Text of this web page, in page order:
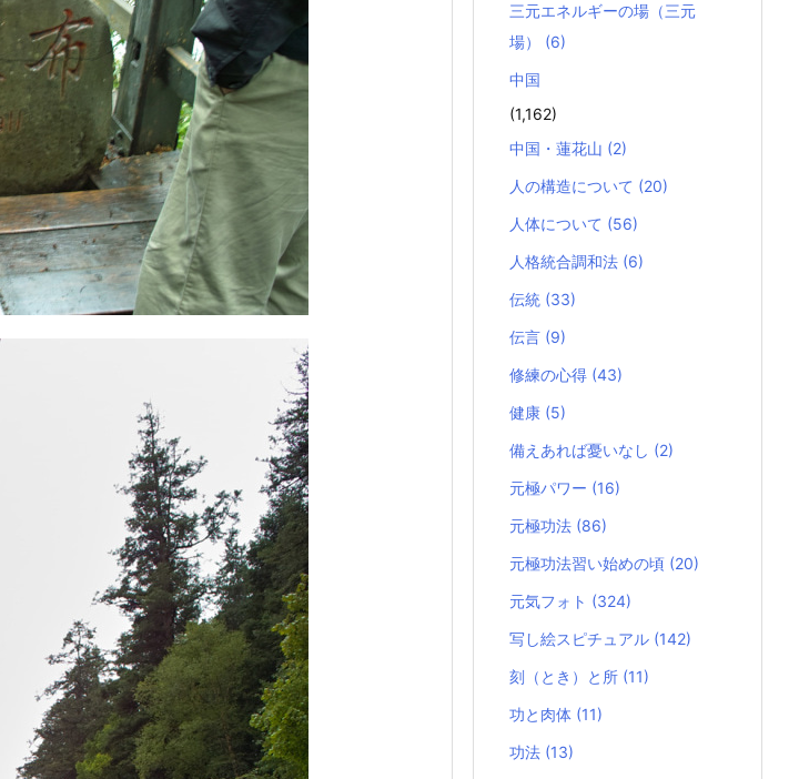
三元エネルギーの場（三元
場） (6)
中国
(1,162)
中国・蓮花山 (2)
人の構造について (20)
人体について (56)
人格統合調和法 (6)
伝統 (33)
伝言 (9)
修練の心得 (43)
健康 (5)
備えあれば憂いなし (2)
元極パワー (16)
元極功法 (86)
元極功法習い始めの頃 (20)
元気フォト (324)
写し絵スピチュアル (142)
刻（とき）と所 (11)
功と肉体 (11)
功法 (13)